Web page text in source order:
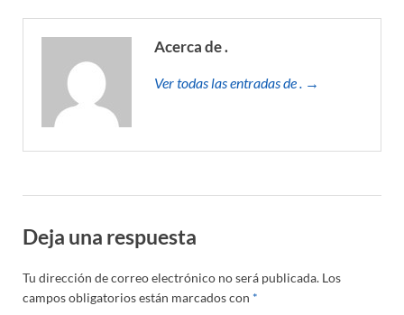
Acerca de .
Ver todas las entradas de . →
Deja una respuesta
Tu dirección de correo electrónico no será publicada. Los
campos obligatorios están marcados con *